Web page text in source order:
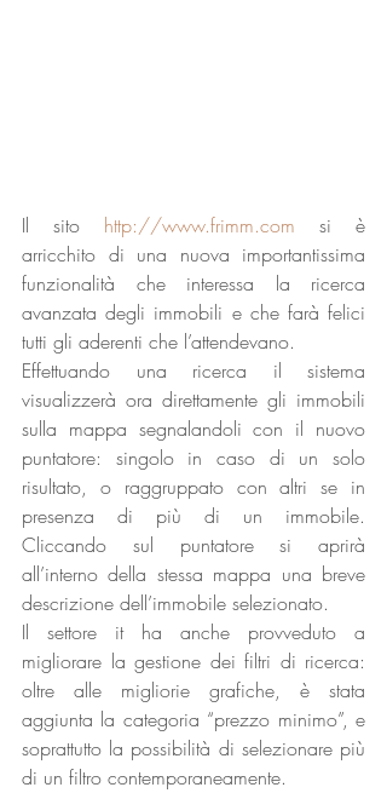
Il sito http://www.frimm.com si è
arricchito di una nuova importantissima
funzionalità che interessa la ricerca
avanzata degli immobili e che farà felici
tutti gli aderenti che l’attendevano.
Effettuando una ricerca il sistema
visualizzerà ora direttamente gli immobili
sulla mappa segnalandoli con il nuovo
puntatore: singolo in caso di un solo
risultato, o raggruppato con altri se in
presenza di più di un immobile.
Cliccando sul puntatore si aprirà
all’interno della stessa mappa una breve
descrizione dell’immobile selezionato.
Il settore it ha anche provveduto a
migliorare la gestione dei filtri di ricerca:
oltre alle migliorie grafiche, è stata
aggiunta la categoria “prezzo minimo”, e
soprattutto la possibilità di selezionare più
di un filtro contemporaneamente.